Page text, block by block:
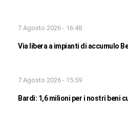
7 Agosto 2026 - 16:48
Via libera a impianti di accumulo
7 Agosto 2026 - 15:59
Bardi: 1,6 milioni per i nostri beni